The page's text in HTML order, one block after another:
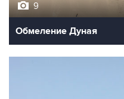
9
Обмеление Дуная